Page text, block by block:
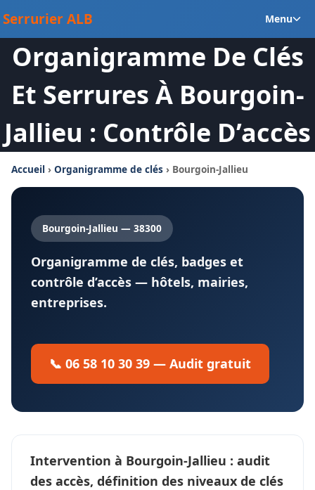
au
contenu
Serrurier ALB Menu
Organigramme De Clés
Et Serrures À Bourgoin-
Jallieu : Contrôle D’accès
Accueil › Organigramme de clés › Bourgoin-Jallieu
Bourgoin-Jallieu — 38300
Organigramme de clés, badges et
contrôle d’accès — hôtels, mairies,
entreprises.
📞 06 58 10 30 39 — Audit gratuit
Intervention à Bourgoin-Jallieu : audit
des accès, définition des niveaux de clés